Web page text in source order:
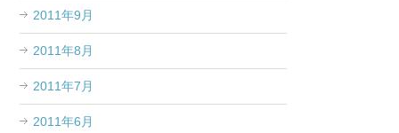
2011年9月
2011年8月
2011年7月
2011年6月